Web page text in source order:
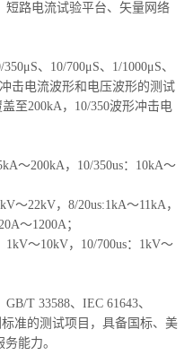
短路电流试验平台、矢量网络
、10/700μS、1/1000μS、
击电流波形和电压波形的测试
至200kA，10/350波形冲击电
～200kA，10/350us：10kA～
～22kV，8/20us:1kA～11kA，
～1200A；
～10kV，10/700us：1kV～
T 33588、IEC 61643、
准的测试项目，具备国标、美
能力。